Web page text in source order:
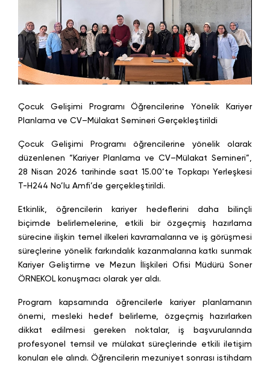
Çocuk Gelişimi Programı Öğrencilerine Yönelik Kariyer
Planlama ve CV–Mülakat Semineri Gerçekleştirildi
Çocuk Gelişimi Programı öğrencilerine yönelik olarak
düzenlenen “Kariyer Planlama ve CV–Mülakat Semineri”,
28 Nisan 2026 tarihinde saat 15.00’te Topkapı Yerleşkesi
T-H244 No’lu Amfi’de gerçekleştirildi.
Etkinlik, öğrencilerin kariyer hedeflerini daha bilinçli
biçimde belirlemelerine, etkili bir özgeçmiş hazırlama
sürecine ilişkin temel ilkeleri kavramalarına ve iş görüşmesi
süreçlerine yönelik farkındalık kazanmalarına katkı sunmak
Kariyer Geliştirme ve Mezun İlişkileri Ofisi Müdürü Soner
ÖRNEKOL konuşmacı olarak yer aldı.
Program kapsamında öğrencilerle kariyer planlamanın
önemi, mesleki hedef belirleme, özgeçmiş hazırlarken
dikkat edilmesi gereken noktalar, iş başvurularında
profesyonel temsil ve mülakat süreçlerinde etkili iletişim
konuları ele alındı. Öğrencilerin mezuniyet sonrası istihdam